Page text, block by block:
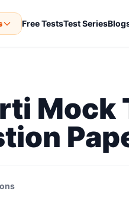
Free TestsTest Series
Mock